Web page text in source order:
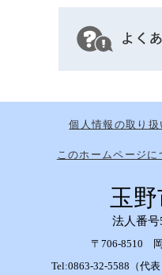
個人情報の取り扱
このホームページに
玉
法人番号
〒706-8510 岡
Tel:0863-32-5588（代